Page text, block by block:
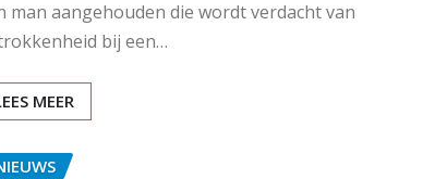
man aangehouden die wordt verdacht van
bij een…
MEER